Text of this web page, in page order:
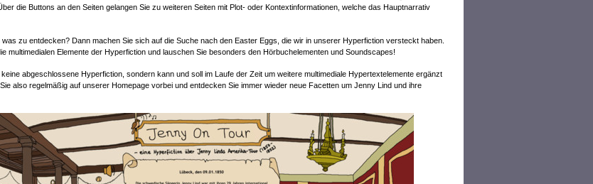
die Buttons an den Seiten gelangen Sie zu weiteren Seiten mit Plot- oder Kontextinformationen, welche das Hauptnarrativ
zu entdecken? Dann machen Sie sich auf die Suche nach den Easter Eggs, die wir in unserer Hyperfiction versteckt haben.
multimedialen Elemente der Hyperfiction und lauschen Sie besonders den Hörbuchelementen und Soundscapes!
abgeschlossene Hyperfiction, sondern kann und soll im Laufe der Zeit um weitere multimediale Hypertextelemente ergänzt
also regelmäßig auf unserer Homepage vorbei und entdecken Sie immer wieder neue Facetten um Jenny Lind und ihre